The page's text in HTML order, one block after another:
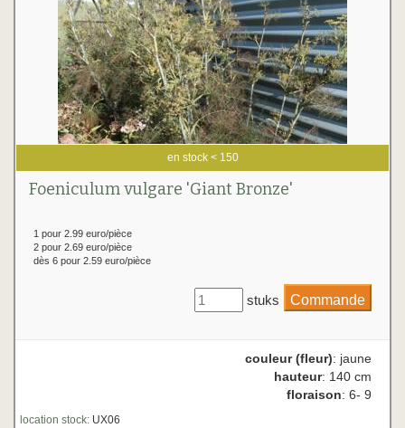
en stock < 150
Foeniculum vulgare 'Giant Bronze'
1 pour 2.99 euro/pièce
2 pour 2.69 euro/pièce
dès 6 pour 2.59 euro/pièce
stuks
couleur (fleur): jaune
hauteur: 140 cm
floraison: 6- 9
location stock: UX06